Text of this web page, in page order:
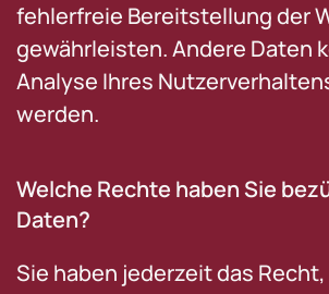
fehlerfreie Bereitstellung der
gewährleisten. Andere Daten
Analyse Ihres
werden.
Welche Rechte haben Sie
Daten?
Sie haben jederzeit das